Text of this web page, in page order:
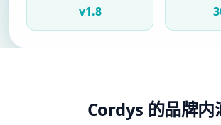
v1.8
Cordys 的品牌内